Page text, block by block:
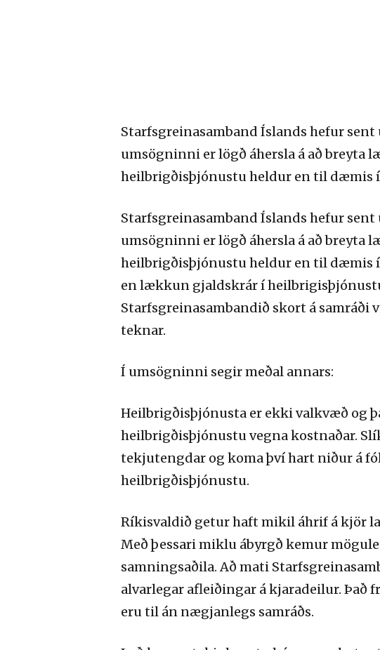
Starfsgreinasamband Íslands hefur
umsögninni er lögð áhersla á að
heilbrigðisþjónustu heldur en til dæmis
Starfsgreinasamband Íslands hefur
umsögninni er lögð áhersla á að
heilbrigðisþjónustu heldur en til dæmis
en lækkun gjaldskrár í
Starfsgreinasambandið skort á samráði
teknar.
Í umsögninni segir meðal annars:
Heilbrigðisþjónusta er ekki valkvæð og
heilbrigðisþjónustu vegna kostnaðar.
tekjutengdar og koma því hart niður á
heilbrigðisþjónustu.
Ríkisvaldið getur haft mikil áhrif á kjör
Með þessari miklu ábyrgð kemur
samningsaðila. Að mati
alvarlegar afleiðingar á kjaradeilur.
eru til án nægjanlegs samráðs.